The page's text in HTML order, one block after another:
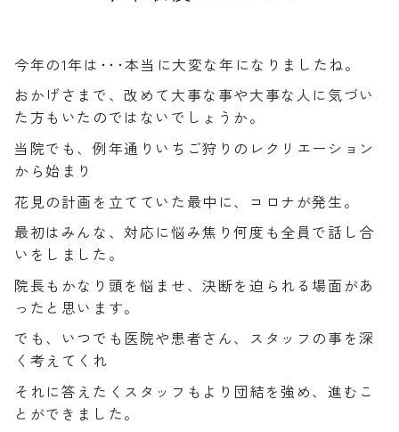
今年の1年は･･･本当に大変な年になりましたね。
おかげさまで、改めて大事な事や大事な人に気づい
た方もいたのではないでしょうか。
当院でも、例年通りいちご狩りのレクリエーション
から始まり
花見の計画を立てていた最中に、コロナが発生。
最初はみんな、対応に悩み焦り何度も全員で話し合
いをしました。
院長もかなり頭を悩ませ、決断を迫られる場面があ
ったと思います。
でも、いつでも医院や患者さん、スタッフの事を深
く考えてくれ
それに答えたくスタッフもより団結を強め、進むこ
とができました。